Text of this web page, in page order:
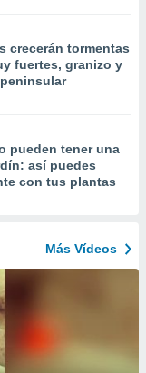
crecerán tormentas
fuertes, granizo y
pueden tener una
así puedes
con tus plantas
Más Vídeos